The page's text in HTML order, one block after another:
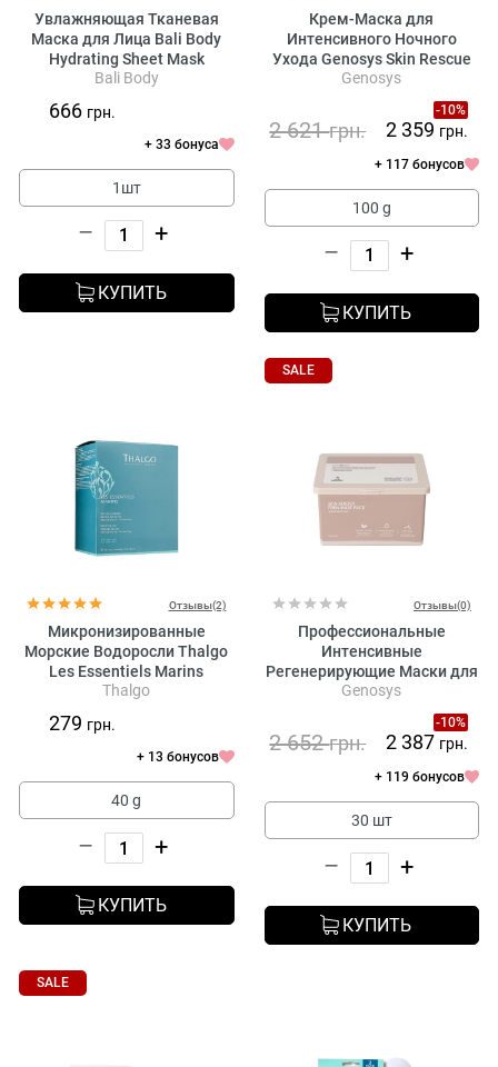
Увлажняющая Тканевая
Маска для Лица Bali Body
Hydrating Sheet Mask
Bali Body
666 грн.
+ 33 бонуса
1шт
– +
КУПИТЬ
Крем-Маска для
Интенсивного Ночного
Ухода Genosys Skin Rescue
Overnight Cream Mask
Genosys
-10%
2 621грн. 2 359 грн.
+ 117 бонусов
100 g
– +
КУПИТЬ
Отзывы(2)
Микронизированные
Морские Водоросли Thalgo
Les Essentiels Marins
Micronized Marine Algae
Thalgo
279 грн.
+ 13 бонусов
40 g
– +
КУПИТЬ
SALE
Отзывы(0)
Профессиональные
Интенсивные
Регенерирующие Маски для
Лица Genosys Skin Reboot
Genosys
-10%
2 652грн. 2 387 грн.
+ 119 бонусов
30 шт
– +
КУПИТЬ
SALE